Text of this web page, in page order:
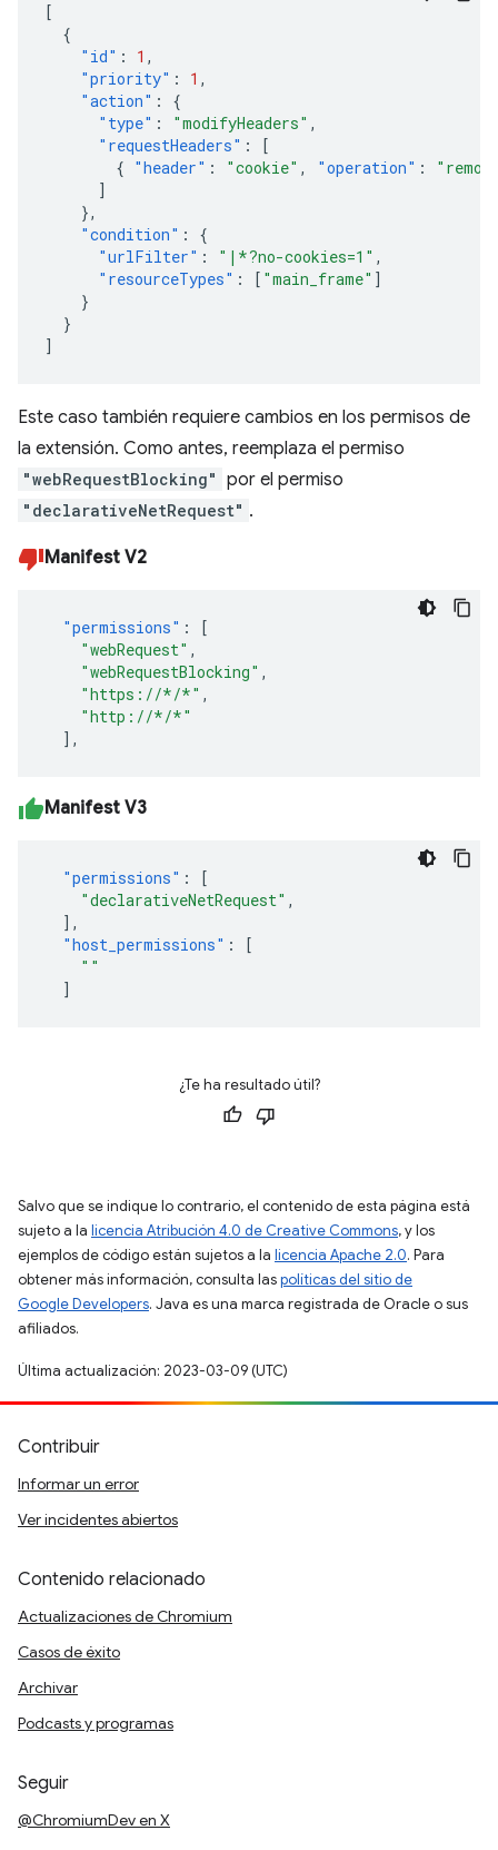
[
{
"id" : 1 ,
"priority" : 1 ,
"action" :
{
"type" : "modifyHeaders" ,
"requestHeaders" :
[
{ "header" : "cookie" , "operation" :
]
},
"condition" :
{
"urlFilter" : "|*?no-cookies=1" ,
"resourceTypes" : [ "main_frame" ]
}
}
]
Este caso también requiere cambios en los permisos de
la extensión. Como antes, reemplaza el permiso
"webRequestBlocking" por el permiso
"declarativeNetRequest" .
Manifest V2
"permissions" :
[
"webRequest" ,
"webRequestBlocking" ,
"https://*/*" ,
"http://*/*"
],
Manifest V3
"permissions" :
[
"declarativeNetRequest" ,
],
"host_permissions" :
[
" "
]
¿Te ha resultado útil?
Salvo que se indique lo contrario, el contenido de esta página está
sujeto a la licencia Atribución 4.0 de Creative Commons, y los
ejemplos de código están sujetos a la licencia Apache 2.0. Para
obtener más información, consulta laspolíticas del sitio de
Google Developers. Java es una marca registrada de Oracle o sus
afiliados.
Última actualización: 2023-03-09 (UTC)
Contribuir
Informar un error
Ver incidentes abiertos
Contenido relacionado
Actualizaciones de Chromium
Casos de éxito
Archivar
Podcasts y programas
Seguir
@ChromiumDev en X